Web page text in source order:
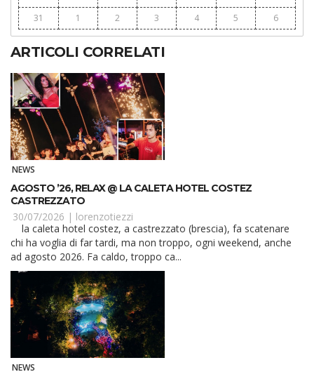
31
1 2 3 4 5 6
ARTICOLI CORRELATI
NEWS
AGOSTO ’26, RELAX @ LA CALETA HOTEL COSTEZ
CASTREZZATO
30/07/2026 | lorenzotiezzi
chi ha voglia di far tardi, ma non troppo, ogni weekend, anche
ad agosto 2026. Fa caldo, troppo ca...
NEWS